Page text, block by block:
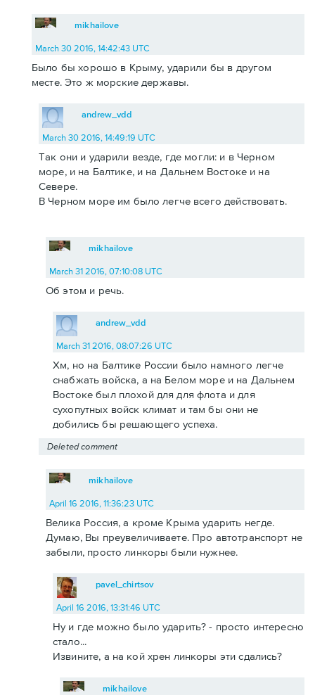
mikhailove
March 30 2016, 14:42:43 UTC
Было бы хорошо в Крыму, ударили бы в другом
месте. Это ж морские державы.
andrew_vdd
March 30 2016, 14:49:19 UTC
Так они и ударили везде, где могли: и в Черном
море, и на Балтике, и на Дальнем Востоке и на
Севере.
В Черном море им было легче всего действовать.
mikhailove
March 31 2016, 07:10:08 UTC
Об этом и речь.
andrew_vdd
March 31 2016, 08:07:26 UTC
Хм, но на Балтике России было намного легче
снабжать войска, а на Белом море и на Дальнем
Востоке был плохой для для флота и для
сухопутных войск климат и там бы они не
добились бы решающего успеха.
Deleted comment
mikhailove
April 16 2016, 11:36:23 UTC
Велика Россия, а кроме Крыма ударить негде.
Думаю, Вы преувеличиваете. Про автотранспорт не
забыли, просто линкоры были нужнее.
pavel_chirtsov
April 16 2016, 13:31:46 UTC
Ну и где можно было ударить? - просто интересно
стало...
Извините, а на кой хрен линкоры эти сдались?
mikhailove